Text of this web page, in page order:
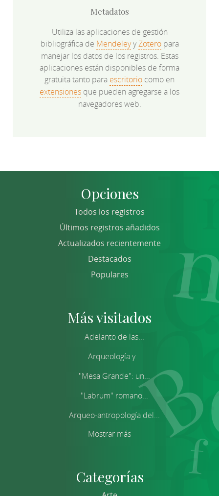
Metadatos
Utiliza las aplicaciones de gestión
bibliográfica de MendeleyyZoteropara
manejar los datos de los registros. Estas
aplicaciones están disponibles de forma
gratuita tanto para escritorio como en
extensiones que pueden agregarse a los
navegadores web.
Opciones
Todos los registros
Últimos registros añadidos
Actualizados recientemente
Destacados
Populares
Más visitados
Adelanto de las...
Arqueología y...
''Mesa Grande'': un...
''Labrum'' romano...
Arqueo-antropología del...
Mostrar más
Categorías